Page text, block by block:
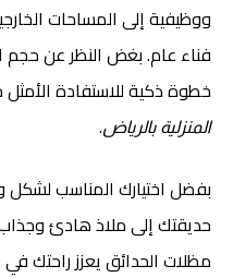
ووظيفية إلى المساحات
فناء عام. بغض النظر عن حجم
خطوة ذكية للاستفادة
المنزلية بالرياض.
بفضل اختيارك المناسب
حديقتك إلى ملاذ هادئ
مظلات الحدائق يعزز راحتك